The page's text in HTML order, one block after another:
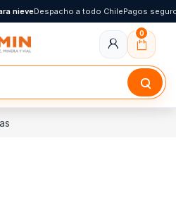
nieveDespacho a todo ChilePagos
0